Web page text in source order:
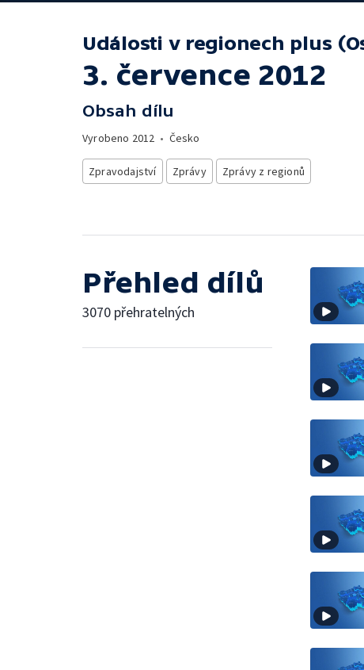
Události v regionech plus
3. července 2012
Obsah dílu
Vyrobeno 2012 • Česko
Zpravodajství Zprávy Zprávy z regionů
Přehled dílů
3070 přehratelných